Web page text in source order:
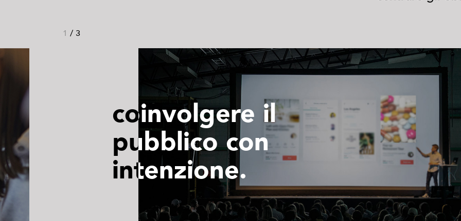
coinvolgere il
pubblico con
intenzione.
1 / 3